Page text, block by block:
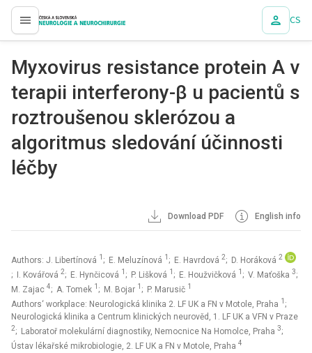
proLékaře.cz CS
Myxovirus resistance protein A v
terapii interferony-β u pacientů s
roztroušenou sklerózou a
algoritmus sledování účinnosti
léčby
Download PDF English info
Authors: J. Libertínová 1 ; E. Meluzínová 1 ; E. Havrdová 2; D. Horáková 2
; I. Kovářová 2; E. Hynčicová 1 ; P. Lišková 1 ; E. Houžvičková 1 ; V. Maťoška 3;
M. Zajac 4; A. Tomek 1 ; M. Bojar 1 ; P. Marusič 1
Authors‘ workplace: Neurologická klinika 2. LF UK a FN v Motole, Praha 1 ;
Neurologická klinika a Centrum klinických neurověd, 1. LF UK a VFN v Praze
2; Laboratoř molekulární diagnostiky, Nemocnice Na Homolce, Praha 3;
Ústav lékařské mikrobiologie, 2. LF UK a FN v Motole, Praha 4